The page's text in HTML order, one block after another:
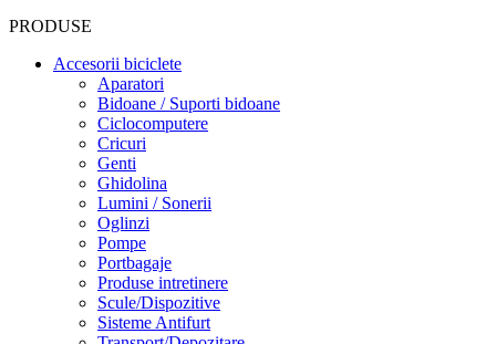
PRODUSE
Accesorii biciclete
Aparatori
Bidoane / Suporti bidoane
Ciclocomputere
Cricuri
Genti
Ghidolina
Lumini / Sonerii
Oglinzi
Pompe
Portbagaje
Produse intretinere
Scule/Dispozitive
Sisteme Antifurt